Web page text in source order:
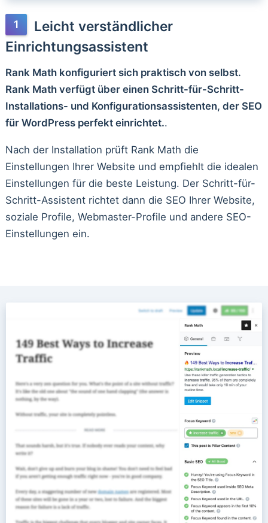
Leicht verständlicher
Einrichtungsassistent
Rank Math konfiguriert sich praktisch von selbst.
Rank Math verfügt über einen Schritt-für-Schritt-
Installations- und Konfigurationsassistenten, der SEO
für WordPress perfekt einrichtet..
Nach der Installation prüft Rank Math die
Einstellungen Ihrer Website und empfiehlt die idealen
Einstellungen für die beste Leistung. Der Schritt-für-
Schritt-Assistent richtet dann die SEO Ihrer Website,
soziale Profile, Webmaster-Profile und andere SEO-
Einstellungen ein.